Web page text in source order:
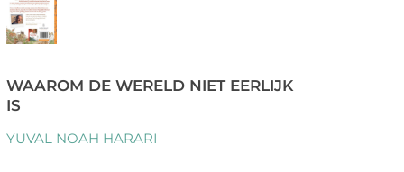
WAAROM DE WERELD NIET EERLIJK
IS
YUVAL NOAH HARARI